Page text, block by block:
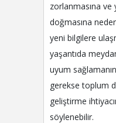
zorlanmasına ve
doğmasına
yeni bilgilere
yaşantıda
uyum
gerekse toplum
geliştirme
söylenebilir.